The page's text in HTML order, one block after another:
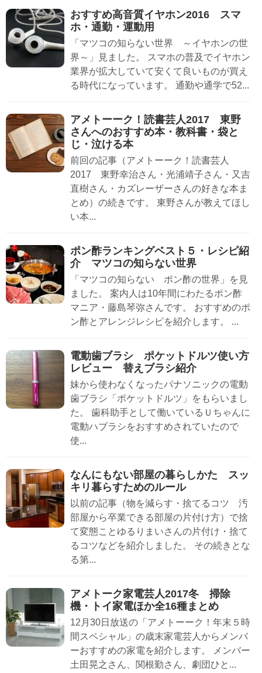
おすすめ高音質イヤホン2016 スマ
ホ・通勤・運動用
「マツコの知らない世界 ～イヤホンの世
界～」見ました。 スマホの普及でイヤホン
業界が拡大していて安くて良いものが買え
る時代になっています。 通勤や通学で52...
アメトーーク！読書芸人2017 東野
さんへのおすすめ本・教科書・袋と
じ・泣ける本
前回の記事（アメトーーク！読書芸人
2017 東野幸治さん・光浦靖子さん・又吉
直樹さん・カズレーザーさんの好きな本ま
とめ）の続きです。 東野さんが教えてほし
い本...
ポン酢ランキングベスト５・レシピ紹
介 マツコの知らない世界
「マツコの知らない ポン酢の世界」を見
ました。 案内人は10年間にわたるポン酢
マニア・藤島琴弥さんです。 おすすめのポ
ン酢とアレンジレシピを紹介します。 ...
電動歯ブラシ ポケットドルツ使い方
レビュー 替えブラシ紹介
妹から使わなくなったパナソニックの電動
歯ブラシ「ポケットドルツ」をもらいまし
た。 歯科助手として働いているＵちゃんに
電動ハブラシをおすすめされていたので
使...
なんにもない部屋の暮らしかた スッ
キリ暮らすためのルール
以前の記事（物を減らす・捨てるコツ 汚
部屋から卒業できる部屋の片付け方）で捨
て変態ことゆるりまいさんの片付け・捨て
るコツなどを紹介しました。 その続きとな
る第...
アメトーク家電芸人2017冬 掃除
機・トイ家電ほか全16種まとめ
12月30日放送の「アメトーーク！年末５時
間スペシャル」の歳末家電芸人からメンバ
ーおすすめの家電を紹介します。 メンバー
土田晃之さん、関根勤さん、劇団ひと...